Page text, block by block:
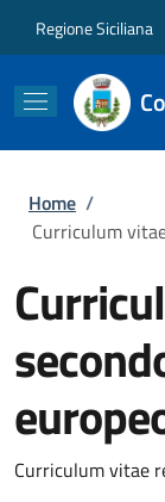
Regione Siciliana
Briciole
Home /
Curriculum
Curriculum vitae